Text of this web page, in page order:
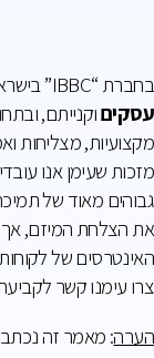
בחברת “IBBC” בישראל מצוי ידע עשיר וניסיון רב בתחומי
עסקיםוקנייתם,
מקצועיות, מצליחות
מזכות שעימן אנו
גבוהים מאוד של
את הצלחת המיזם, אך
האינטרסים של
צרו עימנו קשר
הערה: מאמר זה נכתב